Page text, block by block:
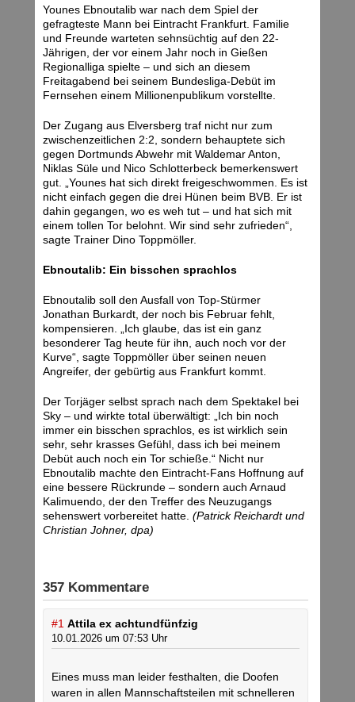
Younes Ebnoutalib war nach dem Spiel der
gefragteste Mann bei Eintracht Frankfurt. Familie
und Freunde warteten sehnsüchtig auf den 22-
Jährigen, der vor einem Jahr noch in Gießen
Regionalliga spielte – und sich an diesem
Freitagabend bei seinem Bundesliga-Debüt im
Fernsehen einem Millionenpublikum vorstellte.
Der Zugang aus Elversberg traf nicht nur zum
zwischenzeitlichen 2:2, sondern behauptete sich
gegen Dortmunds Abwehr mit Waldemar Anton,
Niklas Süle und Nico Schlotterbeck bemerkenswert
gut. „Younes hat sich direkt freigeschwommen. Es ist
nicht einfach gegen die drei Hünen beim BVB. Er ist
dahin gegangen, wo es weh tut – und hat sich mit
einem tollen Tor belohnt. Wir sind sehr zufrieden“,
sagte Trainer Dino Toppmöller.
Ebnoutalib: Ein bisschen sprachlos
Ebnoutalib soll den Ausfall von Top-Stürmer
Jonathan Burkardt, der noch bis Februar fehlt,
kompensieren. „Ich glaube, das ist ein ganz
besonderer Tag heute für ihn, auch noch vor der
Kurve“, sagte Toppmöller über seinen neuen
Angreifer, der gebürtig aus Frankfurt kommt.
Der Torjäger selbst sprach nach dem Spektakel bei
Sky – und wirkte total überwältigt: „Ich bin noch
immer ein bisschen sprachlos, es ist wirklich sein
sehr, sehr krasses Gefühl, dass ich bei meinem
Debüt auch noch ein Tor schieße.“ Nicht nur
Ebnoutalib machte den Eintracht-Fans Hoffnung auf
eine bessere Rückrunde – sondern auch Arnaud
Kalimuendo, der den Treffer des Neuzugangs
sehenswert vorbereitet hatte. (Patrick Reichardt und
Christian Johner, dpa)
357 Kommentare
#1 Attila ex achtundfünfzig
10.01.2026 um 07:53 Uhr
Eines muss man leider festhalten, die Doofen
waren in allen Mannschaftsteilen mit schnelleren